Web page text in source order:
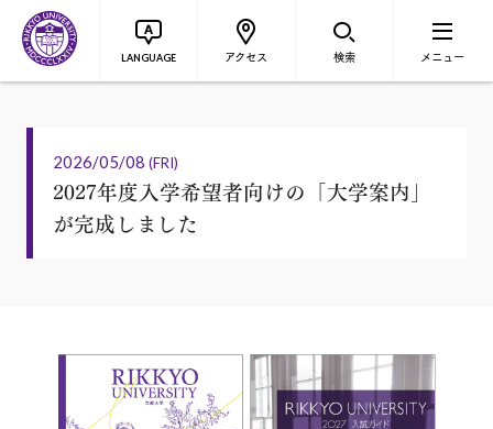
LANGUAGE アクセス 検索 メニュー
2026/05/08 (FRI)
2027年度入学希望者向けの「大学案内」
が完成しました